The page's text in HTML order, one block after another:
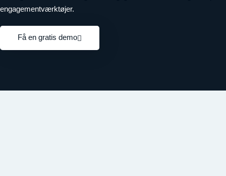
engagementværktøjer.
Få en gratis demo